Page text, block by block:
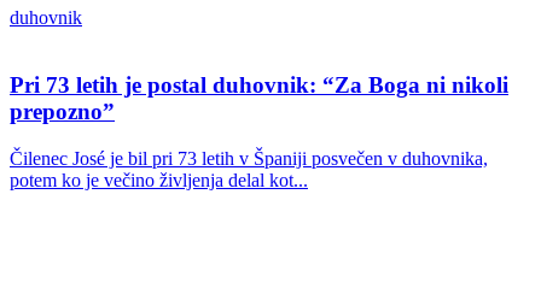
duhovnik
Pri 73 letih je postal duhovnik: “Za Boga ni nikoli
prepozno”
Čilenec José je bil pri 73 letih v Španiji posvečen v duhovnika,
potem ko je večino življenja delal kot...